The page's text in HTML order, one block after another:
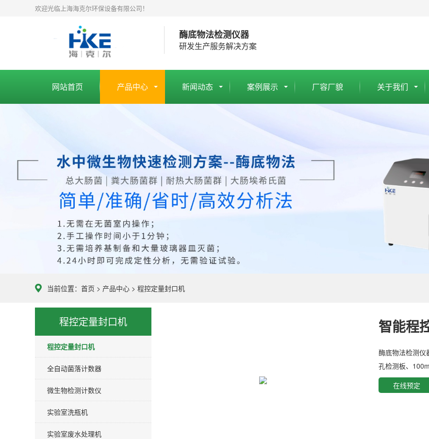
欢迎光临上海海克尔环保设备有限公司！
酶底物法检测仪器
研发生产服务解决方案
网站首页 产品中心 新闻动态 案例展示 厂容厂貌 关于我们
当前位置： 首页 > 产品中心 > 程控定量封口机
程控定量封口机
程控定量封口机
全自动菌落计数器
微生物检测计数仪
实验室洗瓶机
实验室废水处理机
智能程
酶底物法检测
孔检测板、
在线预定